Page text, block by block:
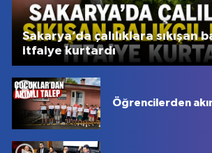
Sakarya’da çalılıklara sıkışan
itfaiye kurtardı
Öğrencilerden